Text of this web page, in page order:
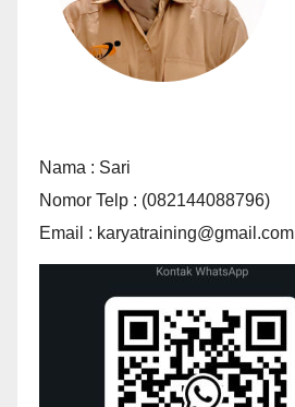
Nama : Sari
Nomor Telp : (082144088796)
Email : karyatraining@gmail.com